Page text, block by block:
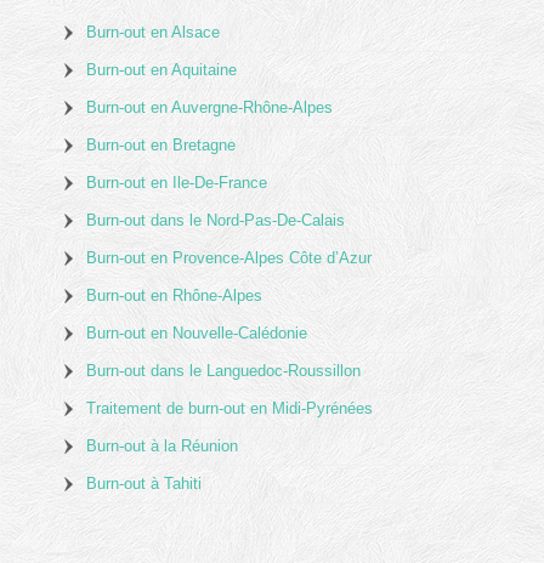
Burn-out en Alsace
Burn-out en Aquitaine
Burn-out en Auvergne-Rhône-Alpes
Burn-out en Bretagne
Burn-out en Ile-De-France
Burn-out dans le Nord-Pas-De-Calais
Burn-out en Provence-Alpes Côte d’Azur
Burn-out en Rhône-Alpes
Burn-out en Nouvelle-Calédonie
Burn-out dans le Languedoc-Roussillon
Traitement de burn-out en Midi-Pyrénées
Burn-out à la Réunion
Burn-out à Tahiti